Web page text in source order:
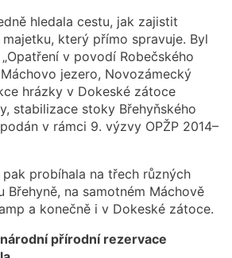
hledala cestu, jak zajistit
který přímo spravuje. Byl
v povodí Robečského
jezero, Novozámecký
hrázky v Dokeské zátoce
stabilizace stoky Břehyňského
v rámci 9. výzvy OPŽP 2014–
probíhala na třech různých
Břehyně, na samotném Máchově
a konečně i v Dokeské zátoce.
přírodní rezervace